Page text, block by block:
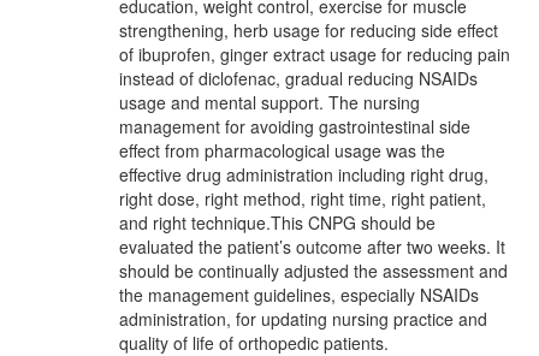
education, weight control, exercise for muscle
strengthening, herb usage for reducing side effect
of ibuprofen, ginger extract usage for reducing pain
instead of diclofenac, gradual reducing NSAIDs
usage and mental support. The nursing
management for avoiding gastrointestinal side
effect from pharmacological usage was the
effective drug administration including right drug,
right dose, right method, right time, right patient,
and right technique.This CNPG should be
evaluated the patient’s outcome after two weeks. It
should be continually adjusted the assessment and
the management guidelines, especially NSAIDs
administration, for updating nursing practice and
quality of life of orthopedic patients.